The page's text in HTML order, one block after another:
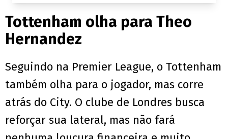
Tottenham olha para Theo
Hernandez
Seguindo na Premier League, o Tottenham
também olha para o jogador, mas corre
atrás do City. O clube de Londres busca
reforçar sua lateral, mas não fará